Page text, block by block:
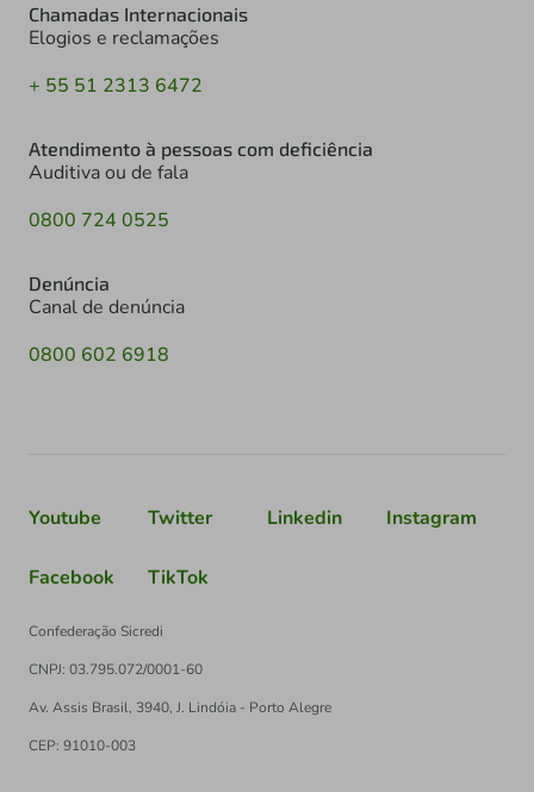
Chamadas Internacionais
Elogios e reclamações
+ 55 51 2313 6472
Atendimento à pessoas com deficiência
Auditiva ou de fala
0800 724 0525
Denúncia
Canal de denúncia
0800 602 6918
Youtube Twitter Linkedin Instagram
Facebook TikTok
Confederação Sicredi
CNPJ: 03.795.072/0001-60
Av. Assis Brasil, 3940, J. Lindóia - Porto Alegre
CEP: 91010-003